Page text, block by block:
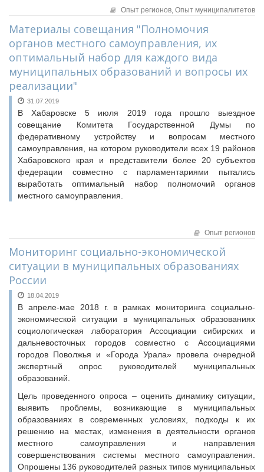
Опыт регионов, Опыт муниципалитетов
Материалы совещания "Полномочия
органов местного самоуправления, их
оптимальный набор для каждого вида
муниципальных образований и вопросы их
реализации"
31.07.2019
В Хабаровске 5 июля 2019 года прошло выездное
совещание Комитета Государственной Думы по
федеративному устройству и вопросам местного
самоуправления, на котором руководители всех 19 районов
Хабаровского края и представители более 20 субъектов
федерации совместно с парламентариями пытались
выработать оптимальный набор полномочий органов
местного самоуправления.
Опыт регионов
Мониторинг социально-экономической
ситуации в муниципальных образованиях
России
18.04.2019
В апреле-мае 2018 г. в рамках мониторинга социально-
экономической ситуации в муниципальных образованиях
социологическая лаборатория Ассоциации сибирских и
дальневосточных городов совместно с Ассоциациями
городов Поволжья и «Города Урала» провела очередной
экспертный опрос руководителей муниципальных
образований.
Цель проведенного опроса – оценить динамику ситуации,
выявить проблемы, возникающие в муниципальных
образованиях в современных условиях, подходы к их
решению на местах, изменения в деятельности органов
местного самоуправления и направления
совершенствования системы местного самоуправления.
Опрошены 136 руководителей разных типов муниципальных